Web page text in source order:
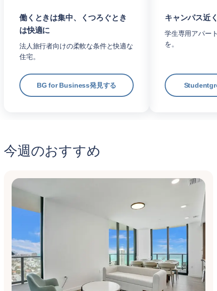
働くときは集中、くつろぐとき
は快適に
法人旅行者向けの柔軟な条件と快適な
住宅。
BG for Business発見する
キャンパス近
学生専用アパー
を。
今週のおすすめ